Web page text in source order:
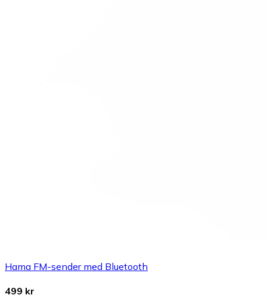
Hama FM-sender med Bluetooth
499 kr